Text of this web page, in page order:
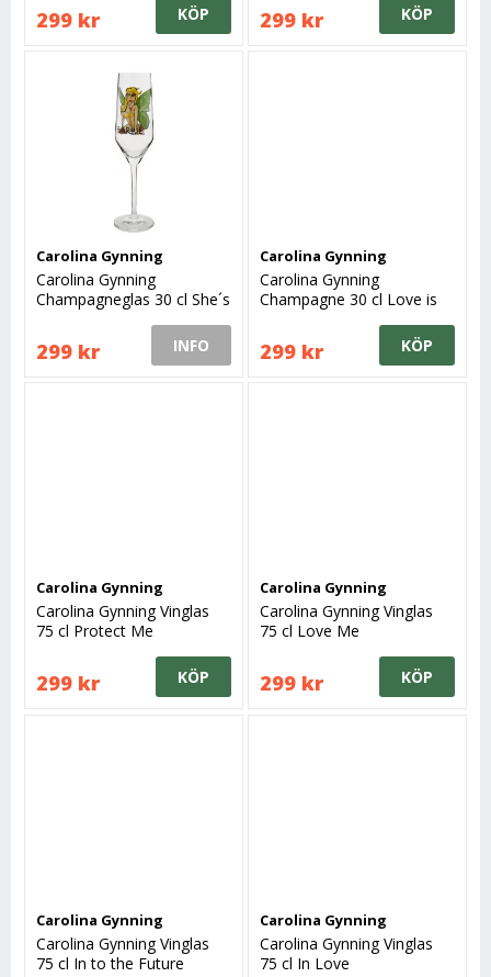
299 kr KÖP 299 kr KÖP
Carolina Gynning
Carolina Gynning
Champagneglas 30 cl She´s
299 kr INFO
Carolina Gynning
Carolina Gynning
Champagne 30 cl Love is
299 kr KÖP
Carolina Gynning
Carolina Gynning Vinglas
75 cl Protect Me
299 kr KÖP
Carolina Gynning
Carolina Gynning Vinglas
75 cl Love Me
299 kr KÖP
Carolina Gynning
Carolina Gynning Vinglas
75 cl In to the Future
Carolina Gynning
Carolina Gynning Vinglas
75 cl In Love